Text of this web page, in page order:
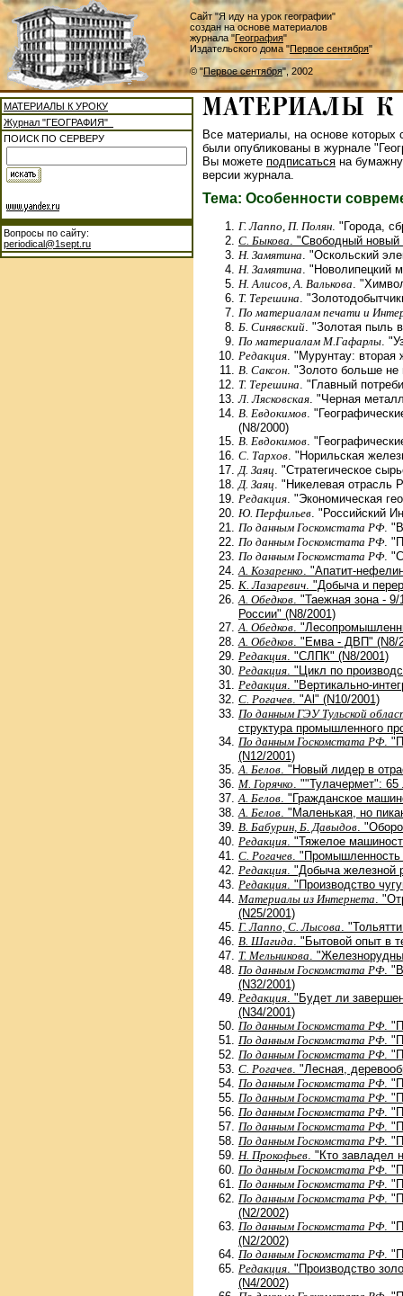
Сайт "Я иду на урок географии"
создан на основе материалов
журнала "География"
Издательского дома "Первое сентября"
© "Первое сентября", 2002
МАТЕРИАЛЫ К УРОКУ
Журнал "ГЕОГРАФИЯ"
ПОИСК ПО СЕРВЕРУ
Вопросы по сайту:
periodical@1sept.ru
Все материалы, на основе которых
были опубликованы в журнале
Вы можете подписаться на
версии журнала.
Тема: Особенности
Г. Лаппо, П. Полян . "Города,
С. Быкова . "Свободный
Н. Замятина . "Оскольский
Н. Замятина . "Новолипецкий
Н. Алисов, А. Валькова .
Т. Терешина .
По материалам печати и
Б. Синявский . "Золотая пыль
По материалам М.Гафарлы .
Редакция . "Мурунтау: вторая
В. Саксон . "Золото больше
Т. Терешина . "Главный
Л. Лясковская . "Черная
В. Евдокимов .
(N8/2000)
В. Евдокимов .
С. Тархов . "Норильская
Д. Заяц . "Стратегическое
Д. Заяц . "Никелевая отрасль
Редакция . "Экономическая
Ю. Перфильев . "Российский
По данным Госкомстата РФ .
По данным Госкомстата РФ .
По данным Госкомстата РФ .
А. Козаренко . "Апатит-
К. Лазаревич . "Добыча и
А. Обедков . "Таежная зона -
России" (N8/2001)
А. Обедков .
А. Обедков . "Емва - ДВП" (N8/
Редакция . "СЛПК" (N8/2001)
Редакция . "Цикл по
Редакция . "Вертикально-
С. Рогачев . "Аl" (N10/2001)
По данным ГЭУ Тульской
структура промышленного
По данным Госкомстата РФ .
(N12/2001)
А. Белов . "Новый лидер в
М. Горячко . ""Тулачермет":
А. Белов . "Гражданское
А. Белов . "Маленькая, но
В. Бабурин, Б. Давыдов .
Редакция . "Тяжелое
С. Рогачев .
Редакция . "Добыча
Редакция . "Производство
Материалы из Интернета .
(N25/2001)
Г. Лаппо, С. Лысова .
В. Шагида . "Бытовой опыт в
Т. Мельникова .
По данным Госкомстата РФ .
(N32/2001)
Редакция . "Будет ли
(N34/2001)
По данным Госкомстата РФ .
По данным Госкомстата РФ .
По данным Госкомстата РФ .
С. Рогачев . "Лесная,
По данным Госкомстата РФ .
По данным Госкомстата РФ .
По данным Госкомстата РФ .
По данным Госкомстата РФ .
По данным Госкомстата РФ .
Н. Прокофьев . "Кто
По данным Госкомстата РФ .
По данным Госкомстата РФ .
По данным Госкомстата РФ .
(N2/2002)
По данным Госкомстата РФ .
(N2/2002)
По данным Госкомстата РФ .
Редакция . "Производство
(N4/2002)